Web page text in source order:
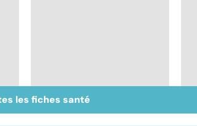
Tout savoir sur les
infections
les fiches santé